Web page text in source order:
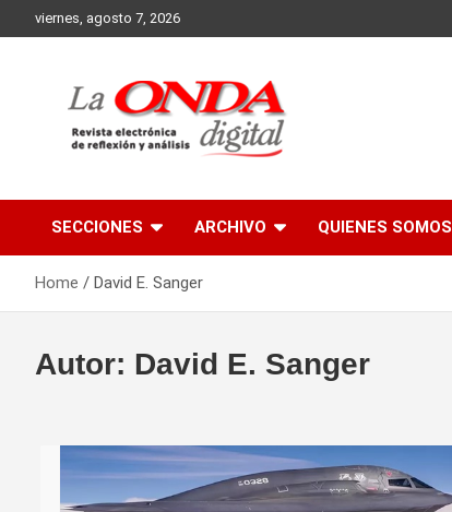
to
viernes, agosto 7, 2026
SECCIONES ARCHIVO QUIENES SOMOS
Home David E. Sanger
Autor: David E. Sanger